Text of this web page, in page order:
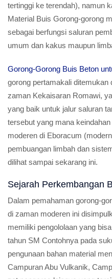
tertinggi ke terendah), namun
Material Buis Gorong-gorong
sebagai berfungsi saluran
umum dan kakus maupun
Gorong-Gorong Buis Beton
gorong pertamakali ditemukan
zaman Kekaisaran Romawi,
yang baik untuk jalur saluran
tersebut yang mana
moderen di Eboracum
pembuangan limbah dan
dilihat sampai sekarang ini.
Sejarah Perkembangan
Dalam pemahaman gorong-
di zaman moderen ini
memiliki pengololaan yang
tahun SM Contohnya pada
pengunaan bahan material
Campuran Abu Vulkanik,